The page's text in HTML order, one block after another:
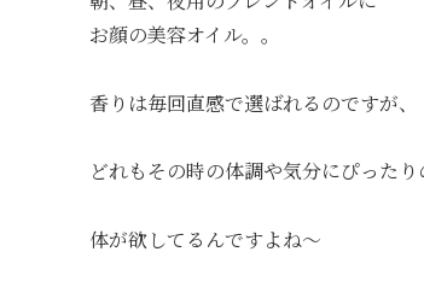
お顔の美容オイル。。
香りは毎回直感で選ばれるのですが、
どれもその時の体調や気分にぴったり
体が欲してるんですよね〜